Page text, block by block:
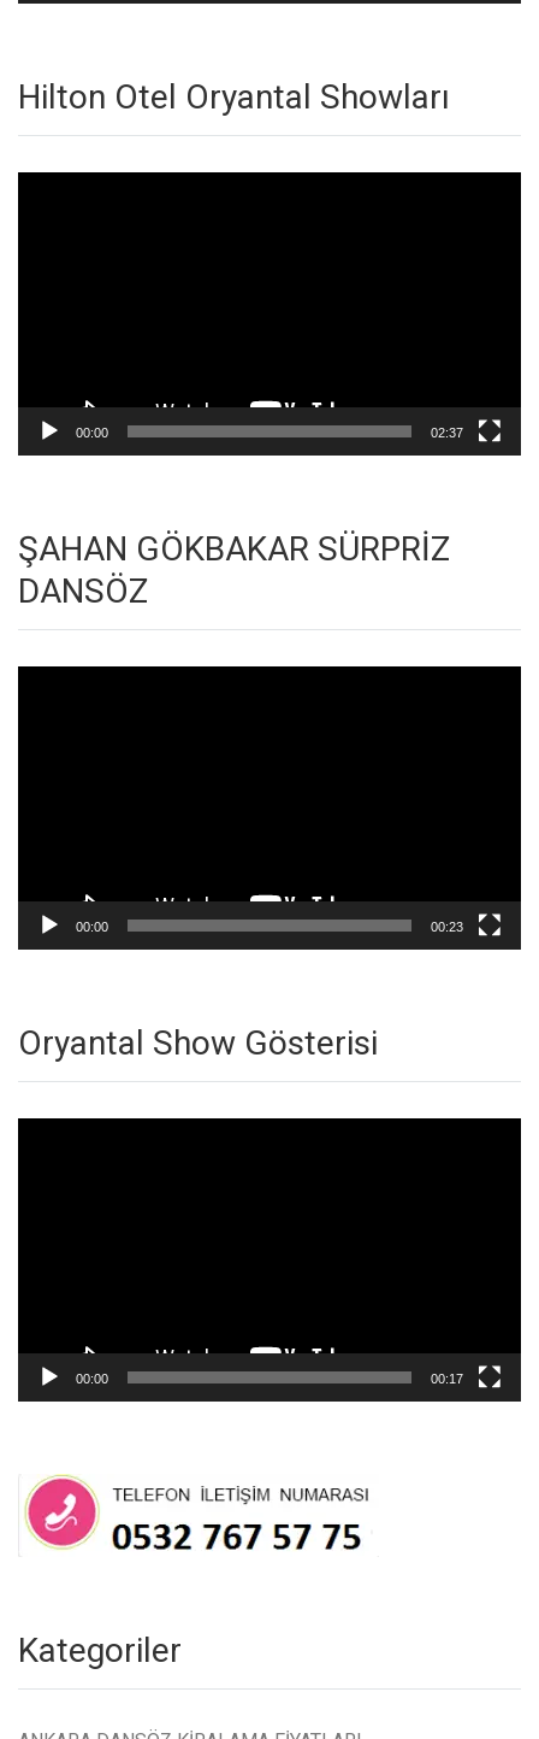
Hilton Otel Oryantal Showları
00:00 02:37
ŞAHAN GÖKBAKAR SÜRPRİZ
DANSÖZ
00:00 00:23
Oryantal Show Gösterisi
00:00 00:17
Kategoriler